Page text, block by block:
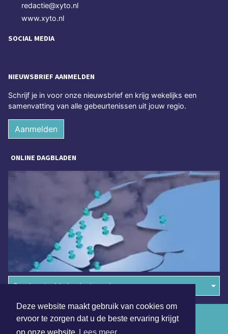
Deze website maakt gebruik van cookies om
ervoor te zorgen dat u de beste ervaring krijgt
redactie@xyto.nl
www.xyto.nl
SOCIAL MEDIA
NIEUWSBRIEF AANMELDEN
Schrijf je in voor onze nieuwsbrief en krijg wekelijks een
samenvatting van alle gebeurtenissen uit jouw regio.
Aanmelden
ONLINE DAGBLADEN
Overige dagbladen in de regio
Algemene voorwaarden